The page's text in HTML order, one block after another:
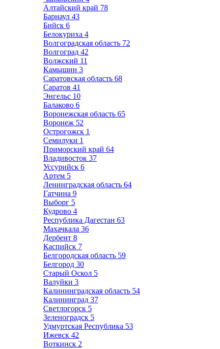
Алтайский край 78
Барнаул 43
Бийск 6
Белокуриха 4
Волгоградская область 72
Волгоград 42
Волжский 11
Камышин 3
Саратовская область 68
Саратов 41
Энгельс 10
Балаково 6
Воронежская область 65
Воронеж 52
Острогожск 1
Семилуки 1
Приморский край 64
Владивосток 37
Уссурийск 6
Артем 5
Ленинградская область 64
Гатчина 9
Выборг 5
Кудрово 4
Республика Дагестан 63
Махачкала 36
Дербент 8
Каспийск 7
Белгородская область 59
Белгород 30
Старый Оскол 5
Валуйки 3
Калининградская область 54
Калининград 37
Светлогорск 5
Зеленоградск 5
Удмуртская Республика 53
Ижевск 42
Воткинск 2